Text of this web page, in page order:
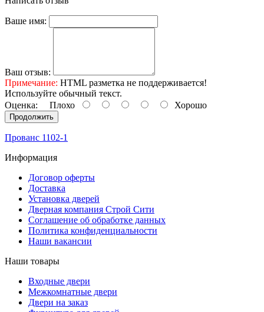
Ваше имя:
Ваш отзыв:
Примечание: HTML разметка не поддерживается!
Используйте обычный текст.
Оценка: Плохо Хорошо
Продолжить
Прованс 1102-1
Информация
Договор оферты
Доставка
Установка дверей
Дверная компания Строй Сити
Соглашение об обработке данных
Политика конфиденциальности
Наши вакансии
Наши товары
Входные двери
Межкомнатные двери
Двери на заказ